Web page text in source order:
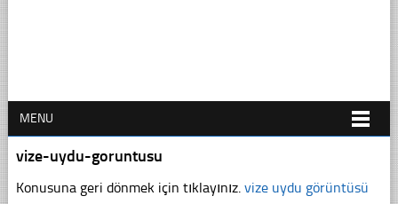
MENU
vize-uydu-goruntusu
Konusuna geri dönmek için tıklayınız. vize uydu görüntüsü